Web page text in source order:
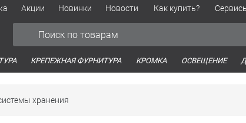
Акции Новинки Новости Как купить?
КРЕПЕЖНАЯ ФУРНИТУРА КРОМКА ОСВЕЩЕНИЕ
хранения